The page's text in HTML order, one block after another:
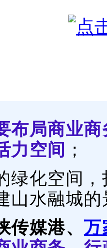
布局商业
力空间 ；
绿化空间
山水融城
传媒港、 万